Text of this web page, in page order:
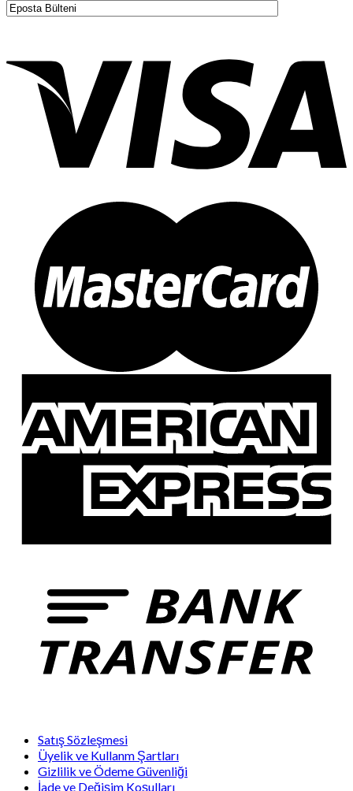
Satış Sözleşmesi
Üyelik ve Kullanm Şartları
Gizlilik ve Ödeme Güvenliği
İade ve Değişim Koşulları